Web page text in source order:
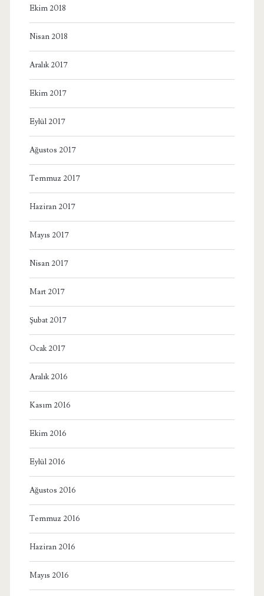
Ekim 2018
Nisan 2018
Aralık 2017
Ekim 2017
Eylül 2017
Ağustos 2017
Temmuz 2017
Haziran 2017
Mayıs 2017
Nisan 2017
Mart 2017
Şubat 2017
Ocak 2017
Aralık 2016
Kasım 2016
Ekim 2016
Eylül 2016
Ağustos 2016
Temmuz 2016
Haziran 2016
Mayıs 2016